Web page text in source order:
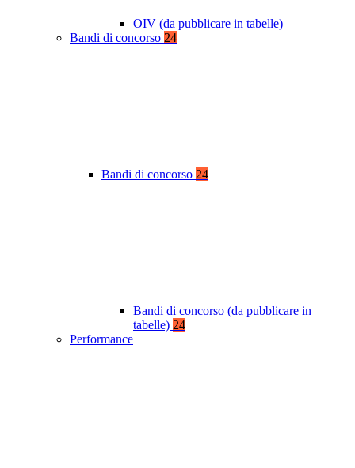
OIV (da pubblicare in tabelle)
Bandi di concorso 24
Bandi di concorso 24
Bandi di concorso (da pubblicare in
tabelle) 24
Performance